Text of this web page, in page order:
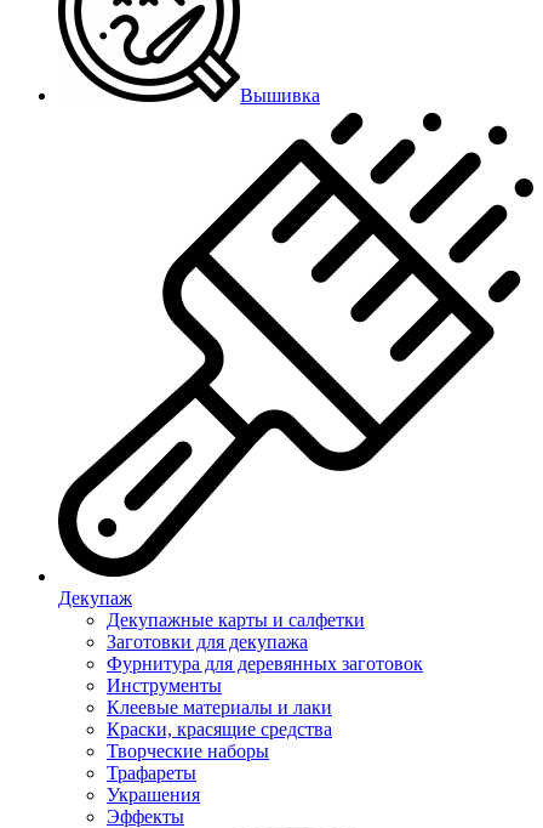
Вышивка
Декупаж
Декупажные карты и салфетки
Заготовки для декупажа
Фурнитура для деревянных заготовок
Инструменты
Клеевые материалы и лаки
Краски, красящие средства
Творческие наборы
Трафареты
Украшения
Эффекты